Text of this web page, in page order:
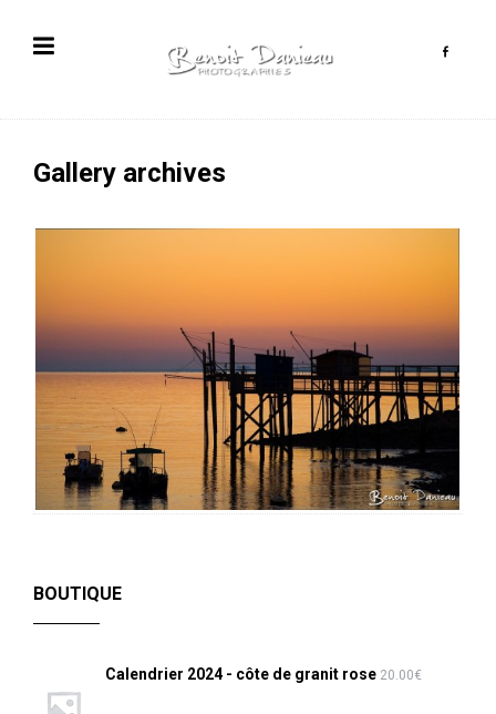
Gallery archives
BOUTIQUE
Calendrier 2024 - côte de granit rose 20.00€